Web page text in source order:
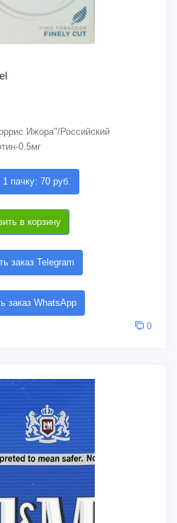
Ижора"/Российский
0.5мг
1 пачку: 70 руб.
в корзину
заказ Telegram
заказ WhatsApp
0